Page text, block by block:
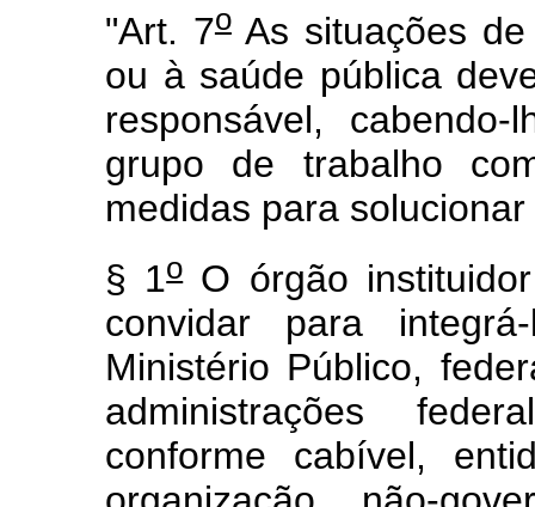
"Art. 7oAs situações de
ou à saúde pública
responsável,
grupo de trabalho
medidas para
§ 1oO órgão
convidar para
Ministério Público,
administrações
conforme cabível,